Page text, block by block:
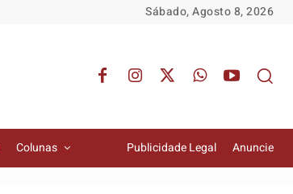
Sábado, Agosto 8, 2026
Colunas Publicidade Legal Anuncie